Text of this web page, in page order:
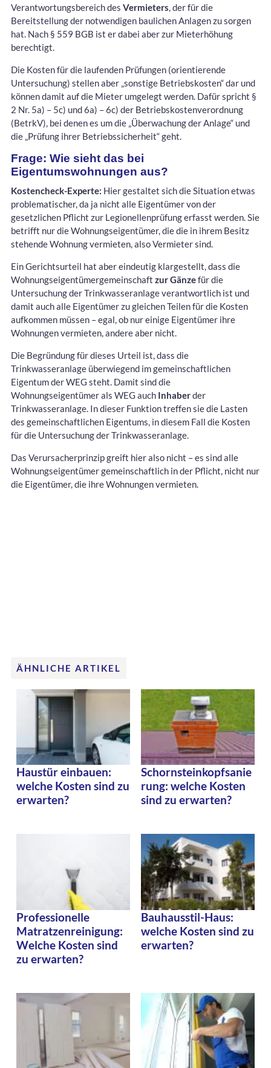
Verantwortungsbereich des Vermieters, der für die
Bereitstellung der notwendigen baulichen Anlagen zu sorgen
hat. Nach § 559 BGB ist er dabei aber zur Mieterhöhung
berechtigt.
Die Kosten für die laufenden Prüfungen (orientierende
Untersuchung) stellen aber „sonstige Betriebskosten“ dar und
können damit auf die Mieter umgelegt werden. Dafür spricht §
2 Nr. 5a) – 5c) und 6a) – 6c) der Betriebskostenverordnung
(BetrkV), bei denen es um die „Überwachung der Anlage“ und
die „Prüfung ihrer Betriebssicherheit“ geht.
Frage: Wie sieht das bei
Eigentumswohnungen aus?
Kostencheck-Experte: Hier gestaltet sich die Situation etwas
problematischer, da ja nicht alle Eigentümer von der
gesetzlichen Pflicht zur Legionellenprüfung erfasst werden. Sie
betrifft nur die Wohnungseigentümer, die die in ihrem Besitz
stehende Wohnung vermieten, also Vermieter sind.
Ein Gerichtsurteil hat aber eindeutig klargestellt, dass die
Wohnungseigentümergemeinschaft zur Gänzefür die
Untersuchung der Trinkwasseranlage verantwortlich ist und
damit auch alle Eigentümer zu gleichen Teilen für die Kosten
aufkommen müssen – egal, ob nur einige Eigentümer ihre
Wohnungen vermieten, andere aber nicht.
Die Begründung für dieses Urteil ist, dass die
Trinkwasseranlage überwiegend im gemeinschaftlichen
Eigentum der WEG steht. Damit sind die
Wohnungseigentümer als WEG auch Inhaberder
Trinkwasseranlage. In dieser Funktion treffen sie die Lasten
des gemeinschaftlichen Eigentums, in diesem Fall die Kosten
für die Untersuchung der Trinkwasseranlage.
Das Verursacherprinzip greift hier also nicht – es sind alle
Wohnungseigentümer gemeinschaftlich in der Pflicht, nicht nur
die Eigentümer, die ihre Wohnungen vermieten.
ÄHNLICHE ARTIKEL
Haustür einbauen:
welche Kosten sind zu
erwarten?
Schornsteinkopfsanie
rung: welche Kosten
sind zu erwarten?
Professionelle
Matratzenreinigung:
Welche Kosten sind
zu erwarten?
Bauhausstil-Haus:
welche Kosten sind zu
erwarten?